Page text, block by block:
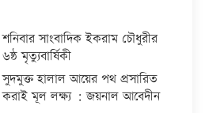
শনিবার সাংবাদিক ইকরাম চৌধুরীর
৬ষ্ঠ মৃত্যুবার্ষিকী
সুদমুক্ত হালাল আয়ের পথ প্রসারিত
করাই মূল লক্ষ্য : জয়নাল আবেদীন